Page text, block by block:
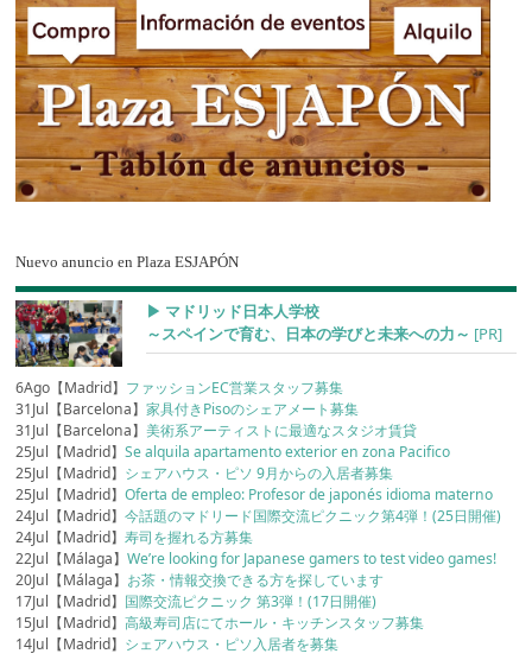
Nuevo anuncio en Plaza ESJAPÓN
▶︎ マドリッド日本人学校
～スペインで育む、日本の学びと未来への力～ [PR]
6Ago【Madrid】 ファッションEC営業スタッフ募集
31Jul【Barcelona】家具付きPisoのシェアメート募集
31Jul【Barcelona】美術系アーティストに最適なスタジオ賃貸
25Jul【Madrid】Se alquila apartamento exterior en zona Pacifico
25Jul【Madrid】 シェアハウス・ピソ 9月からの入居者募集
25Jul【Madrid】Oferta de empleo: Profesor de japonés idioma materno
24Jul【Madrid】今話題のマドリード国際交流ピクニック第4弾！(25日開催)
24Jul【Madrid】寿司を握れる方募集
22Jul【Málaga】We’re looking for Japanese gamers to test video games!
20Jul【Málaga】 お茶・情報交換できる方を探しています
17Jul【Madrid】 国際交流ピクニック 第3弾！(17日開催)
15Jul【Madrid】高級寿司店にてホール・キッチンスタッフ募集
14Jul【Madrid】 シェアハウス・ピソ入居者を募集